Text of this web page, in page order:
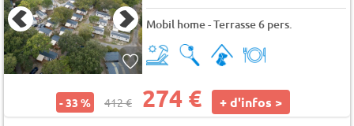
Mobil home - Terrasse 6 pers.
- 33 % 412 € 274 € + d'infos >